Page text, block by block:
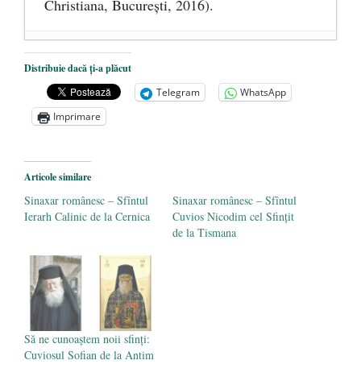
Christiana, Bucureşti, 2016).
DANA KONYA-PETRIȘOR, ÎNTRU
VEȘNICĂ POMENIRE
- 17 martie 2021
ÎNĂLȚATU-S-A! - 28 mai 2020
Sic credo – Francisco Franco (1892-1975)
Distribuie dacă ți-a plăcut
Telegram
WhatsApp
Imprimare
Articole similare
Sinaxar românesc – Sfîntul
Ierarh Calinic de la Cernica
Sinaxar românesc – Sfîntul
Cuvios Nicodim cel Sfințit
de la Tismana
Să ne cunoaștem noii sfinți:
Cuviosul Sofian de la Antim